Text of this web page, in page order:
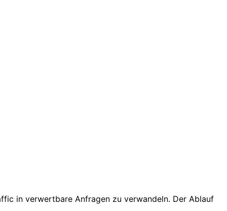
in verwertbare Anfragen zu verwandeln. Der Ablauf